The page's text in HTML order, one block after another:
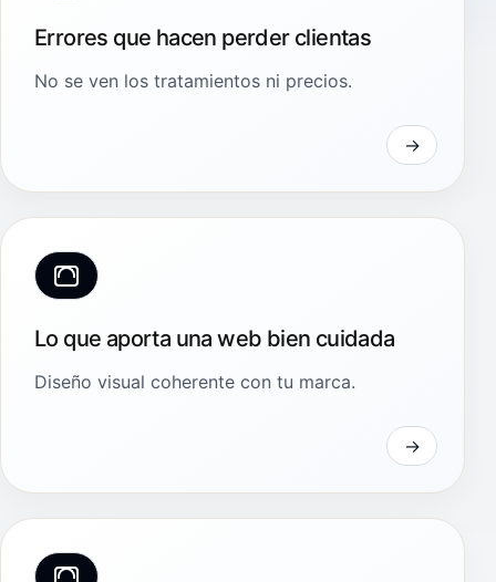
Errores que hacen perder clientas
No se ven los tratamientos ni precios.
Lo que aporta una web bien cuidada
Diseño visual coherente con tu marca.